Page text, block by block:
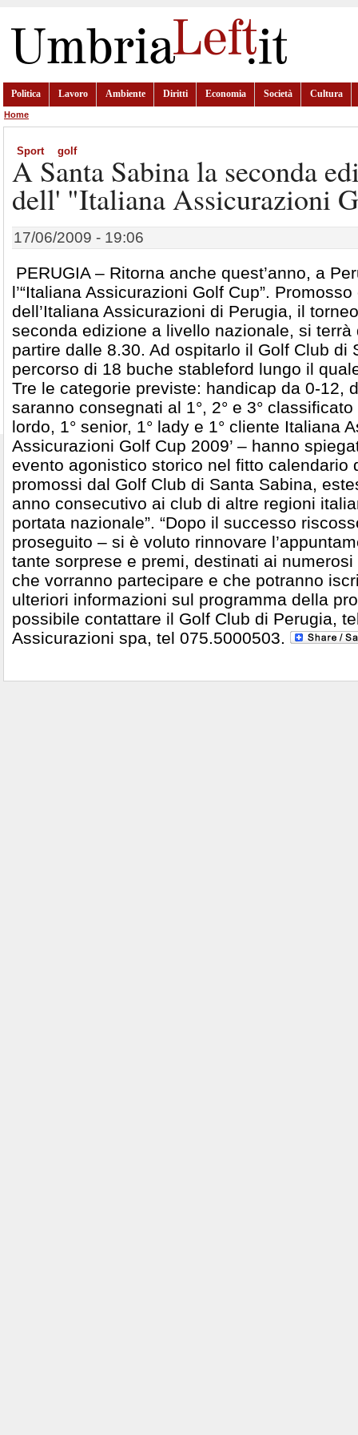
Politica Lavoro Ambiente Diritti Economia Società Cultura
Home
Sport golf
A Santa Sabina la seconda
dell' "Italiana Assicurazioni
17/06/2009 - 19:06
PERUGIA – Ritorna anche quest’anno, a
l’“Italiana Assicurazioni Golf Cup”.
dell’Italiana Assicurazioni di Perugia, il
seconda edizione a livello nazionale, si
partire dalle 8.30. Ad ospitarlo il Golf Club di
percorso di 18 buche stableford lungo il
Tre le categorie previste: handicap da 0-12,
saranno consegnati al 1°, 2° e 3°
lordo, 1° senior, 1° lady e 1° cliente Italiana
Assicurazioni Golf Cup 2009’ – hanno
evento agonistico storico nel fitto calendario
promossi dal Golf Club di Santa Sabina,
anno consecutivo ai club di altre regioni
portata nazionale”. “Dopo il successo
proseguito – si è voluto rinnovare
tante sorprese e premi, destinati ai
che vorranno partecipare e che potranno
ulteriori informazioni sul programma della
possibile contattare il Golf Club di Perugia,
Assicurazioni spa, tel 075.5000503.